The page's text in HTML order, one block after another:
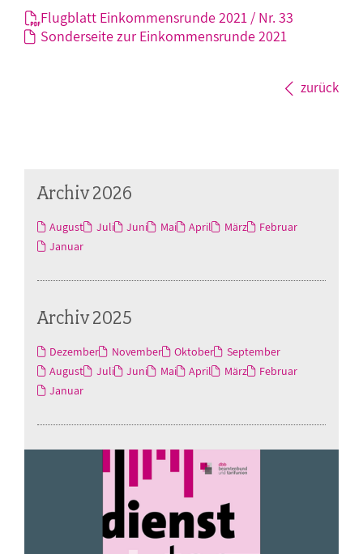
Flugblatt Einkommensrunde 2021 / Nr. 33
Sonderseite zur Einkommensrunde 2021
zurück
Archiv 2026
August Juli Juni Mai April März
Februar
Januar
Archiv 2025
Dezember November Oktober
September
August
Juli Juni Mai April März
Februar
Januar